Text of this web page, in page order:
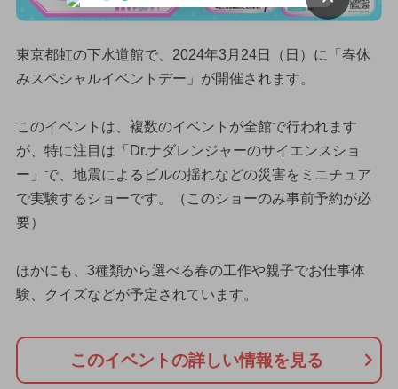
東京都虹の下水道館で、2024年3月24日（日）に「春休
みスペシャルイベントデー」が開催されます。
このイベントは、複数のイベントが全館で行われます
が、特に注目は「Dr.ナダレンジャーのサイエンスショ
ー」で、地震によるビルの揺れなどの災害をミニチュア
で実験するショーです。（このショーのみ事前予約が必
要）
ほかにも、3種類から選べる春の工作や親子でお仕事体
験、クイズなどが予定されています。
このイベントの詳しい情報を見る